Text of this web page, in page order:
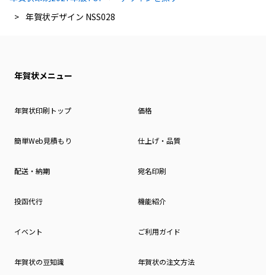
年賀状デザイン NSS028
年賀状メニュー
年賀状印刷トップ 価格
簡単Web見積もり 仕上げ・品質
配送・納期 宛名印刷
投函代行 機能紹介
イベント ご利用ガイド
年賀状の豆知識 年賀状の注文方法